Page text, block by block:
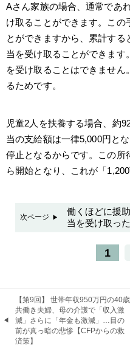
Aさん家族の場合、通常であ
け取ることができます。この
とができますから、累計す
当を受け取ることができます
を受け取ることはできませ
るためです。
児童2人を扶養する場合、約
当の支給額は一律5,000円と
停止となるからです。この所
ら開始となり、これが「
次ページ
働くほどに援
当を受け取っ
1
【第9回】 世帯年収950万円の40歳
共働き夫婦、母の介護で「収入激
減」さらに「年金も激減」…目の
前が真っ暗の悲惨【CFPからの救
済策】